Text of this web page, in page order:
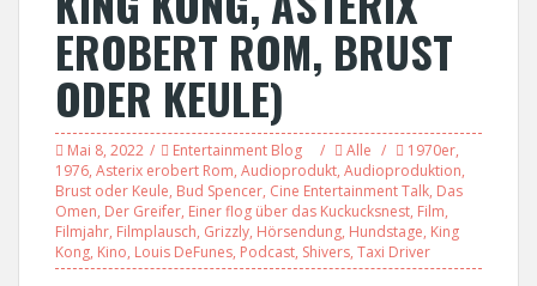
EROBERT ROM, BRUST
ODER KEULE)
Mai 8, 2022 Entertainment Blog Alle 1970er,
1976, Asterix erobert Rom, Audioprodukt, Audioproduktion,
Brust oder Keule, Bud Spencer, Cine Entertainment Talk, Das
Omen, Der Greifer, Einer flog über das Kuckucksnest, Film,
Filmjahr, Filmplausch, Grizzly, Hörsendung, Hundstage, King
Kong, Kino, Louis DeFunes, Podcast, Shivers, Taxi Driver